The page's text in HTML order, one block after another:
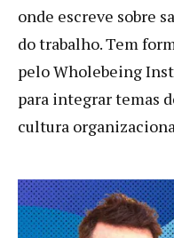
onde escreve sobre
do trabalho. Tem
pelo Wholebeing
para integrar temas
cultura